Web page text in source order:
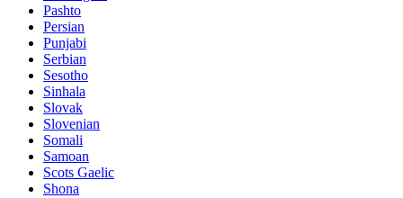
Pashto
Persian
Punjabi
Serbian
Sesotho
Sinhala
Slovak
Slovenian
Somali
Samoan
Scots Gaelic
Shona